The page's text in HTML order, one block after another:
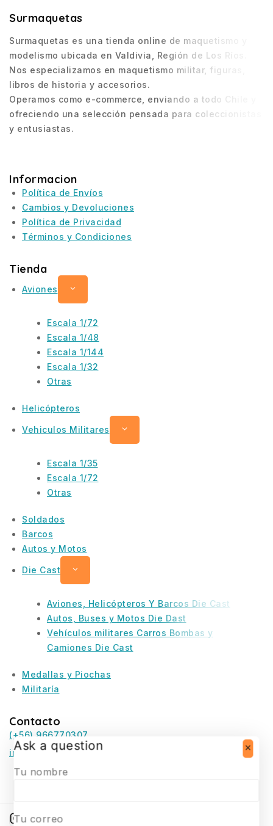
Surmaquetas
Surmaquetas es una tienda online de maquetismo y
modelismo ubicada en Valdivia, Región de Los Ríos.
Nos especializamos en maquetismo militar, figuras,
libros de historia y accesorios.
Operamos como e-commerce, enviando a todo Chile y
ofreciendo una selección pensada para coleccionistas
y entusiastas.
Informacion
Política de Envíos
Cambios y Devoluciones
Política de Privacidad
Términos y Condiciones
Tienda
Aviones
Escala 1/72
Escala 1/48
Escala 1/144
Escala 1/32
Otras
Helicópteros
Vehiculos Militares
Escala 1/35
Escala 1/72
Otras
Soldados
Barcos
Autos y Motos
Die Cast
Aviones, Helicópteros Y Barcos Die Cast
Autos, Buses y Motos Die Dast
Vehículos militares Carros Bombas y
Camiones Die Cast
Medallas y Piochas
Militaría
Contacto
(+56) 966770307
infosurmaquetas@surmaquetas.cl
Ask a question
Tu nombre
Tu correo